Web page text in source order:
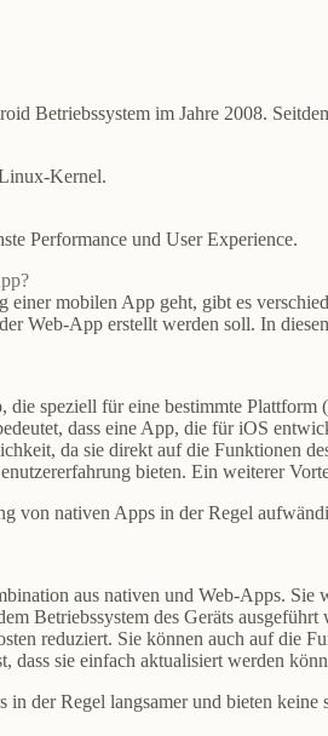
Betriebssystem im Jahre 2008.
Kernel.
Performance und User Experience.
einer mobilen App geht, gibt es
Web-App erstellt werden soll. In
die speziell für eine bestimmte
dass eine App, die für iOS
da sie direkt auf die Funktionen
bieten. Ein weiterer
von nativen Apps in der Regel
aus nativen und Web-Apps.
Betriebssystem des Geräts
reduziert. Sie können auch auf die
dass sie einfach aktualisiert werden
der Regel langsamer und bieten